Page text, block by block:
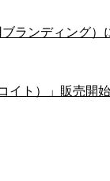
ランディング）
イト）」販売開始